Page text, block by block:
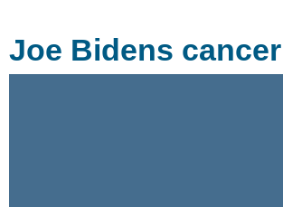
Joe Bidens